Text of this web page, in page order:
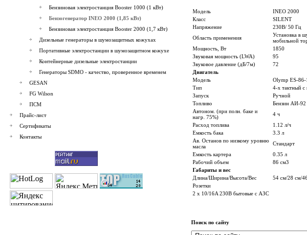
Бензиновая электростанция Booster 1000 (1 кВт)
Бензогенератор INEO 2000 (1,85 кВт)
Бензиновая электростанция Booster 2000 (1,7 кВт)
Дизельные генераторы в шумозащитных кожухах
Портативные электростанции в шумозащитном кожухе
Контейнерные дизельные электростанции
Генераторы SDMO - качество, проверенное временем
GESAN
FG Wilson
ПСМ
Прайс-лист
Сертификаты
Контакты
Модель
INEO 2000
Класс
SILENT
Напряжение
230В/ 50 Гц
Область применения
Установка в
мобильной
Мощность, Вт
1850
Звуковая мощность (LWA)
95
Звуковое давление (дБ/7м)
72
Двигатель
Модель
Olymp ES-86-
Тип
4-х тактный
Запуск
Ручной
Топливо
Бензин АИ-92
Автоном. (при полн. баке и
нагр. 75%)
4 ч
Расход топлива
1.12 л/ч
Емкость бака
3.3 л
Ав. Останов по низкому уровню
масла
Стандарт
Емкость картера
0.35 л
Рабочий объем
86 см3
Габариты и вес
Длина/Ширина/Высота/Вес
54 см/28 см/
Розетки
2 x 10/16A 230В бытовые с АЗС
Поиск по сайту